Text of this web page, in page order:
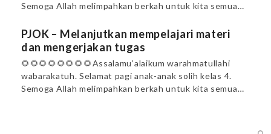
Semoga Allah melimpahkan berkah untuk kita semua…
PJOK – Melanjutkan mempelajari materi
dan mengerjakan tugas
🌻🌻🌻🌻🌻🌻🌻🌻Assalamu’alaikum warahmatullahi
wabarakatuh. Selamat pagi anak-anak solih kelas 4.
Semoga Allah melimpahkan berkah untuk kita semua…